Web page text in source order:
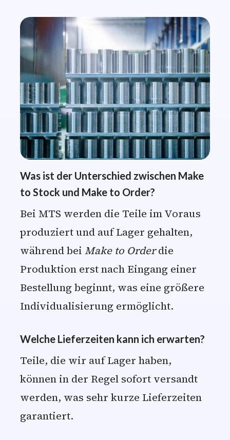
Was ist der Unterschied zwischen Make
to Stock und Make to Order?
Bei MTS werden die Teile im Voraus
produziert und auf Lager gehalten,
während bei Make to Orderdie
Produktion erst nach Eingang einer
Bestellung beginnt, was eine größere
Individualisierung ermöglicht.
Welche Lieferzeiten kann ich erwarten?
Teile, die wir auf Lager haben,
können in der Regel sofort versandt
werden, was sehr kurze Lieferzeiten
garantiert.